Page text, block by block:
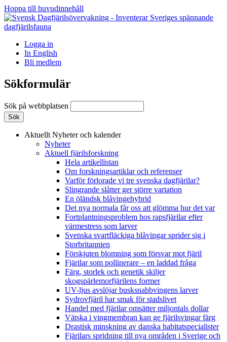
Hoppa till huvudinnehåll
Logga in
In English
Bli medlem
Sökformulär
Sök på webbplatsen
Aktuellt Nyheter och kalender
Nyheter
Aktuell fjärilsforskning
Hela artikellistan
Om forskningsartiklar och referenser
Varför förlorade vi tre svenska dagfjärilar?
Slingrande slåtter ger större variation
En öländsk blåvingehybrid
Det nya normala får oss att glömma hur det var
Fortplantningsproblem hos rapsfjärilar efter
värmestress som larver
Svenska svartfläckiga blåvingar sprider sig i
Storbritannien
Förskjuten blomning som försvar mot fjäril
Fjärilar som pollinerare – en laddad fråga
Färg, storlek och genetik skiljer
skogspärlemorfjärilens former
UV-ljus avslöjar busksnabbvingens larver
Sydrovfjäril har smak för stadslivet
Handel med fjärilar omsätter miljontals dollar
Vätska i vingmembran kan ge fjärilsvingar färg
Drastisk minskning av danska habitatspecialister
Fjärilars spridning till nya områden i Sverige och